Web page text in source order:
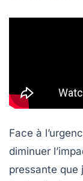
Face à
diminuer
pressante que